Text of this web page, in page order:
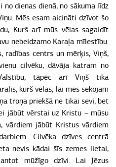
no dienas dienā, no sākuma līdz
Mēs esam aicināti dzīvot šo
Kurš arī mūs vēlas sagaidīt
nebeidzamo Karaļa mīlestību.
radības centrs un mērķis, Viņš,
cilvēku, dāvāja katram no
tāpēc arī Viņš tika
kurš vēlas, lai mēs sekojam
troņa priekšā ne tikai sevi, bet
jābūt vērstai uz Kristu – mūsu
vārdiem jābūt Kristus vārdiem
Cilvēka dzīves centrā
nevis kādai šīs zemes lietai,
mūžīgo dzīvi. Lai Jēzus